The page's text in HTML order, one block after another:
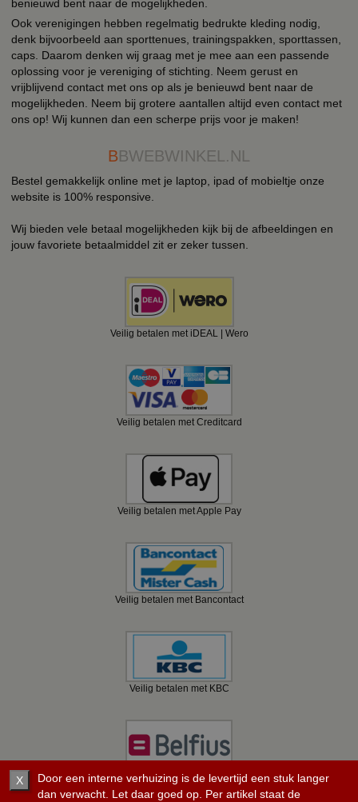
benieuwd bent naar de mogelijkheden.
Ook verenigingen hebben regelmatig bedrukte kleding nodig,
denk bijvoorbeeld aan sporttenues, trainingspakken, sporttassen,
caps. Daarom denken wij graag met je mee aan een passende
oplossing voor je vereniging of stichting. Neem gerust en
vrijblijvend contact met ons op als je benieuwd bent naar de
mogelijkheden. Neem bij grotere aantallen altijd even contact met
ons op! Wij kunnen dan een scherpe prijs voor je maken!
BBWEBWINKEL.NL
Bestel gemakkelijk online met je laptop, ipad of mobieltje onze
website is 100% responsive.
Wij bieden vele betaal mogelijkheden kijk bij de afbeeldingen en
jouw favoriete betaalmiddel zit er zeker tussen.
Veilig betalen met iDEAL | Wero
Veilig betalen met Creditcard
Veilig betalen met Apple Pay
Veilig betalen met Bancontact
Veilig betalen met KBC
Veilig betalen met Belfius
X
Door een interne verhuizing is de levertijd een stuk langer
dan verwacht. Let daar goed op. Per artikel staat de